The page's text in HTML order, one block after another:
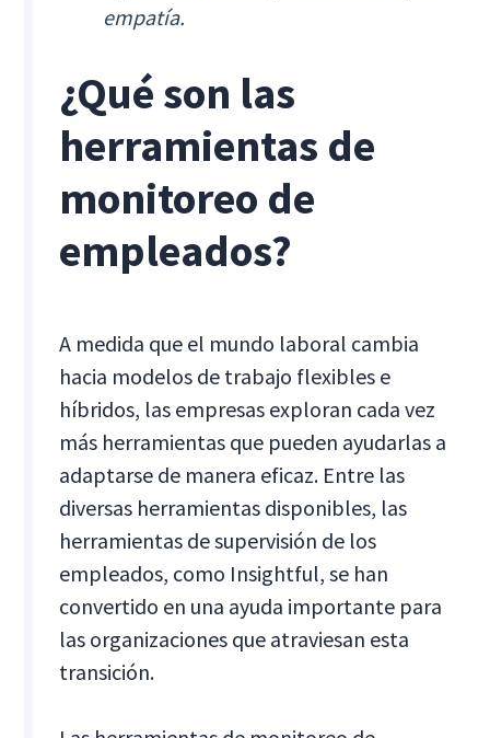
empatía.
¿Qué son las
herramientas de
monitoreo de
empleados?
A medida que el mundo laboral cambia
hacia modelos de trabajo flexibles e
híbridos, las empresas exploran cada vez
más herramientas que pueden ayudarlas a
adaptarse de manera eficaz. Entre las
diversas herramientas disponibles, las
herramientas de supervisión de los
empleados, como Insightful, se han
convertido en una ayuda importante para
las organizaciones que atraviesan esta
transición.